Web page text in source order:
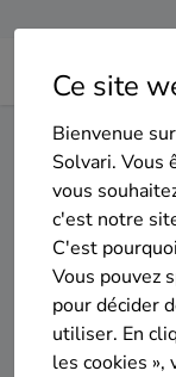
Ce site
Bienvenue
Solvari. Vous
vous
c'est notre
C'est
Vous pouvez
pour décider
utiliser. En
les cookies »,
Home Isolation des
Top 20 des entreprises